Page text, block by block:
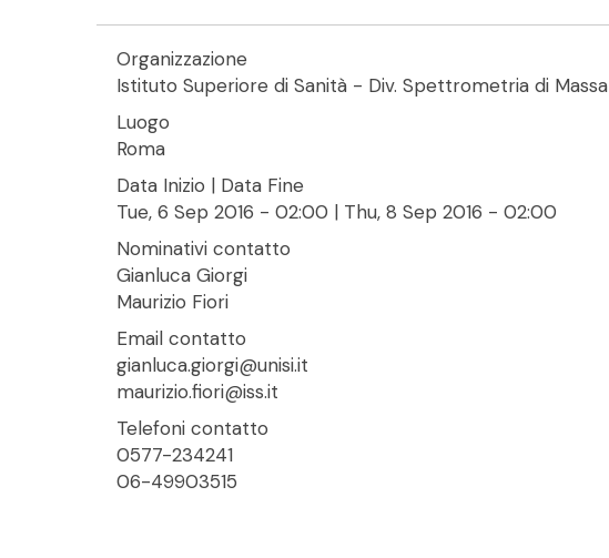
Organizzazione
Istituto Superiore di Sanità - Div. Spettrometria di Massa
Luogo
Roma
Data Inizio | Data Fine
Tue, 6 Sep 2016 - 02:00 | Thu, 8 Sep 2016 - 02:00
Nominativi contatto
Gianluca Giorgi
Maurizio Fiori
Email contatto
gianluca.giorgi@unisi.it
maurizio.fiori@iss.it
Telefoni contatto
0577-234241
06-49903515